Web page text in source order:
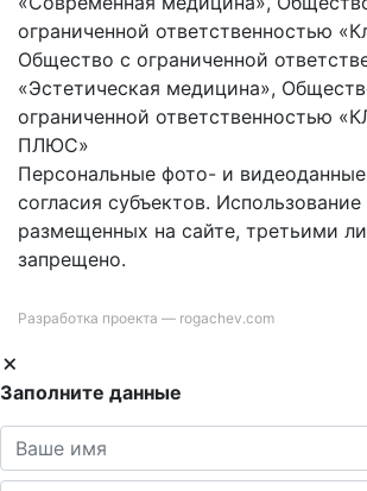
ограниченной ответственностью
Общество с ограниченной
«Эстетическая медицина»,
ограниченной ответственностью
ПЛЮС»
Персональные фото- и
согласия субъектов.
размещенных на сайте, третьими
запрещено.
Разработка проекта — rogachev.com
Заполните данные